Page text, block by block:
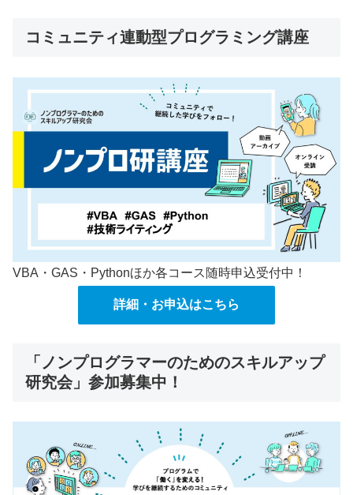
コミュニティ連動型プログラミング講座
VBA・GAS・Pythonほか各コース随時申込受付中！
詳細・お申込はこちら
「ノンプログラマーのためのスキルアップ
研究会」参加募集中！